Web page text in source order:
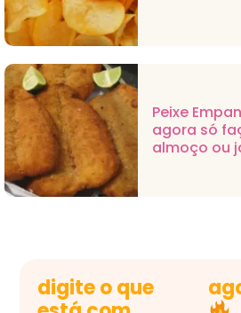
Peixe
agora só
almoço ou
digite o que